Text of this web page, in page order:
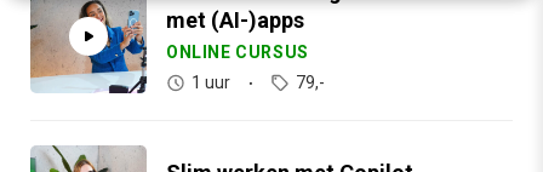
ONLINE CURSUS
met (AI-)apps
1 uur 79,-